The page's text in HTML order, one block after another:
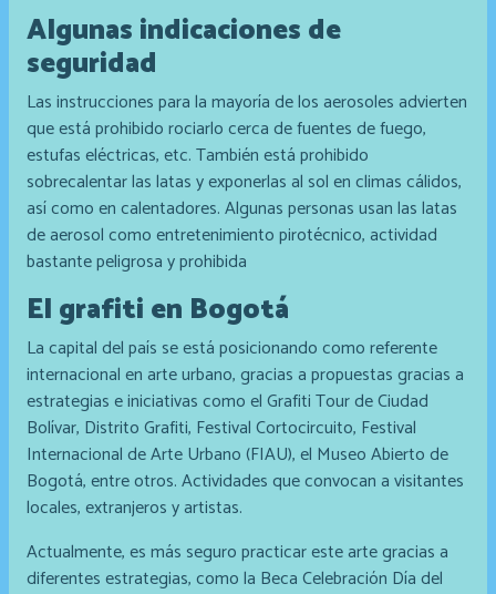
Algunas indicaciones de
seguridad
Las instrucciones para la mayoría de los aerosoles advierten
que está prohibido rociarlo cerca de fuentes de fuego,
estufas eléctricas, etc. También está prohibido
sobrecalentar las latas y exponerlas al sol en climas cálidos,
así como en calentadores. Algunas personas usan las latas
de aerosol como entretenimiento pirotécnico, actividad
bastante peligrosa y prohibida
El grafiti en Bogotá
La capital del país se está posicionando como referente
internacional en arte urbano, gracias a propuestas gracias a
estrategias e iniciativas como el Grafiti Tour de Ciudad
Bolívar, Distrito Grafiti, Festival Cortocircuito, Festival
Internacional de Arte Urbano (FIAU), el Museo Abierto de
Bogotá, entre otros. Actividades que convocan a visitantes
locales, extranjeros y artistas.
Actualmente, es más seguro practicar este arte gracias a
diferentes estrategias, como la Beca Celebración Día del